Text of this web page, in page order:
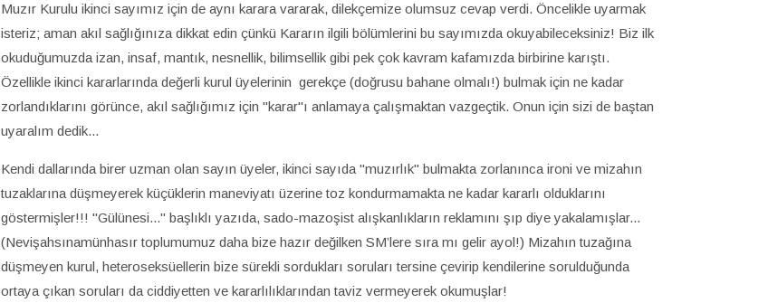
Muzır Kurulu ikinci sayımız için de aynı karara vararak, dilekçemize olumsuz cevap verdi. Öncelikle uyarmak
isteriz; aman akıl sağlığınıza dikkat edin çünkü Kararın ilgili bölümlerini bu sayımızda okuyabileceksiniz! Biz ilk
okuduğumuzda izan, insaf, mantık, nesnellik, bilimsellik gibi pek çok kavram kafamızda birbirine karıştı.
Özellikle ikinci kararlarında değerli kurul üyelerinin gerekçe (doğrusu bahane olmalı!) bulmak için ne kadar
zorlandıklarını görünce, akıl sağlığımız için "karar"ı anlamaya çalışmaktan vazgeçtik. Onun için sizi de baştan
uyaralım dedik...
Kendi dallarında birer uzman olan sayın üyeler, ikinci sayıda "muzırlık" bulmakta zorlanınca ironi ve mizahın
tuzaklarına düşmeyerek küçüklerin maneviyatı üzerine toz kondurmamakta ne kadar kararlı olduklarını
göstermişler!!! "Gülünesi..." başlıklı yazıda, sado-mazoşist alışkanlıkların reklamını şıp diye yakalamışlar...
(Nevişahsınamünhasır toplumumuz daha bize hazır değilken SM’lere sıra mı gelir ayol!) Mizahın tuzağına
düşmeyen kurul, heteroseksüellerin bize sürekli sordukları soruları tersine çevirip kendilerine sorulduğunda
ortaya çıkan soruları da ciddiyetten ve kararlılıklarından taviz vermeyerek okumuşlar!